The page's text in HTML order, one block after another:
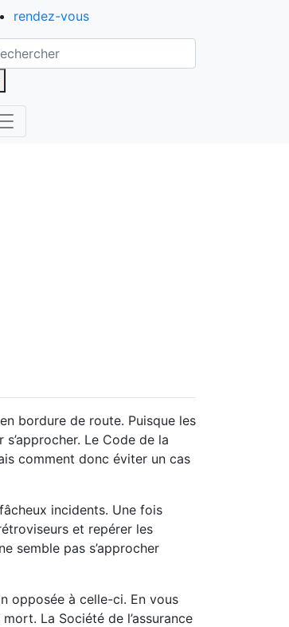
rendez-vous
bordure de route. Puisque les
Le Code de la
comment donc éviter un cas
incidents. Une fois
et repérer les
semble pas s’approcher
opposée à celle-ci. En vous
La Société de l’assurance